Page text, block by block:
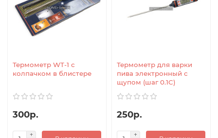
Термометр WT-1 с
колпачком в блистере
300р.
Термометр для варки
пива электронный с
щупом (шаг 0.1C)
250р.